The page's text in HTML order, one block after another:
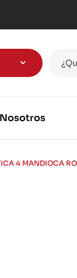
Nosotros
4 MANDIOCA